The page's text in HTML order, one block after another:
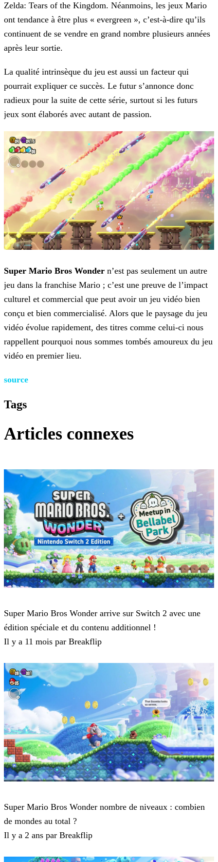
Zelda: Tears of the Kingdom. Néanmoins, les jeux Mario
ont tendance à être plus « evergreen », c’est-à-dire qu’ils
continuent de se vendre en grand nombre plusieurs années
après leur sortie.
La qualité intrinsèque du jeu est aussi un facteur qui
pourrait expliquer ce succès. Le futur s’annonce donc
radieux pour la suite de cette série, surtout si les futurs
jeux sont élaborés avec autant de passion.
Super Mario Bros Wonder n’est pas seulement un autre
jeu dans la franchise Mario ; c’est une preuve de l’impact
culturel et commercial que peut avoir un jeu vidéo bien
conçu et bien commercialisé. Alors que le paysage du jeu
vidéo évolue rapidement, des titres comme celui-ci nous
rappellent pourquoi nous sommes tombés amoureux du jeu
vidéo en premier lieu.
source
Tags
Articles connexes
Super Mario Bros Wonder arrive sur Switch 2 avec une
édition spéciale et du contenu additionnel !
Il y a 11 mois par Breakflip
Super Mario Bros Wonder nombre de niveaux : combien
de mondes au total ?
Il y a 2 ans par Breakflip